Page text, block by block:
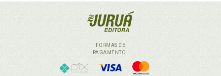
FORMAS DE
PAGAMENTO